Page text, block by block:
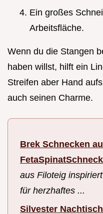
Ein großes
Arbeitsfläche.
Wenn du die Stangen
haben willst, hilft ein
Streifen aber Hand
auch seinen Charme.
Brek Schnecken
aus Filoteig
für herzhaftes ...
Silvester